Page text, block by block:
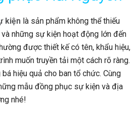
kiện là sản phẩm không thể thiếu
những sự kiện hoạt động lớn đến
được thiết kế có tên, khẩu hiệu,
muốn truyền tải một cách rõ ràng.
hiệu quả cho ban tổ chức. Cùng
mẫu đồng phục sự kiện và địa
nhé!